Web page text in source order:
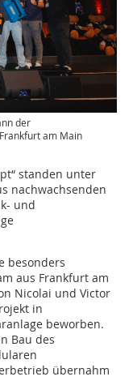
der
am Main
standen unter
­nachwachsenden
und
besonders
aus Frankfurt am
Nicolai und Victor
in
beworben.
Bau des
übernahm